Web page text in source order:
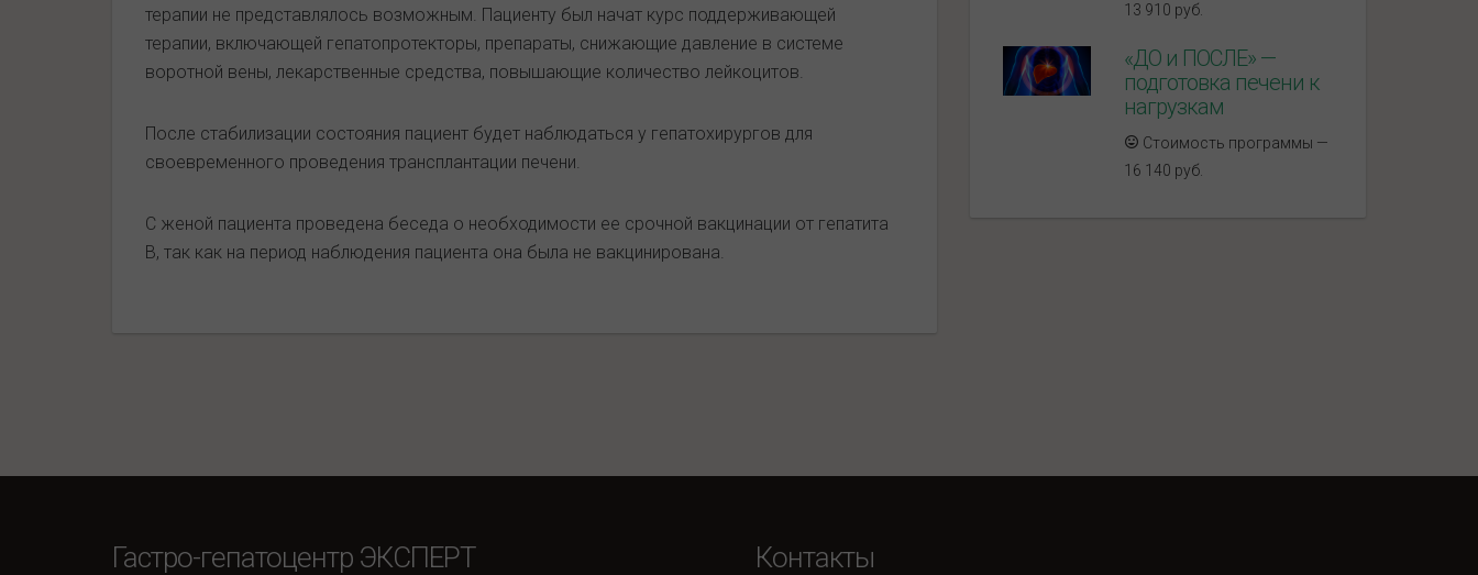
терапии не представлялось возможным. Пациенту был начат курс поддерживающей
терапии, включающей гепатопротекторы, препараты, снижающие давление в системе
воротной вены, лекарственные средства, повышающие количество лейкоцитов.
После стабилизации состояния пациент будет наблюдаться у гепатохирургов для
своевременного проведения трансплантации печени.
С женой пациента проведена беседа о необходимости ее срочной вакцинации от гепатита
В, так как на период наблюдения пациента она была не вакцинирована.
13 910 руб.
«ДО и ПОСЛЕ» —
подготовка печени к
нагрузкам
Стоимость программы —
16 140 руб.
Гастро-гепатоцентр ЭКСПЕРТ Контакты